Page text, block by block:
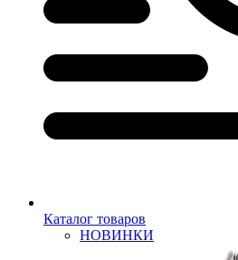
Каталог товаров
НОВИНКИ